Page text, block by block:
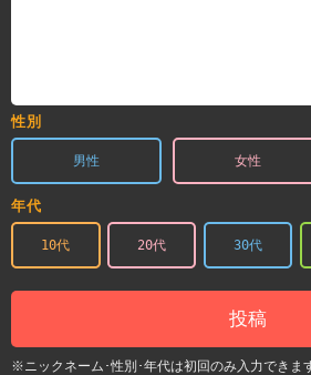
性別
男性 女性
年代
10代 20代 30代
投稿
※ニックネーム･性別･年代は初回のみ入力できま